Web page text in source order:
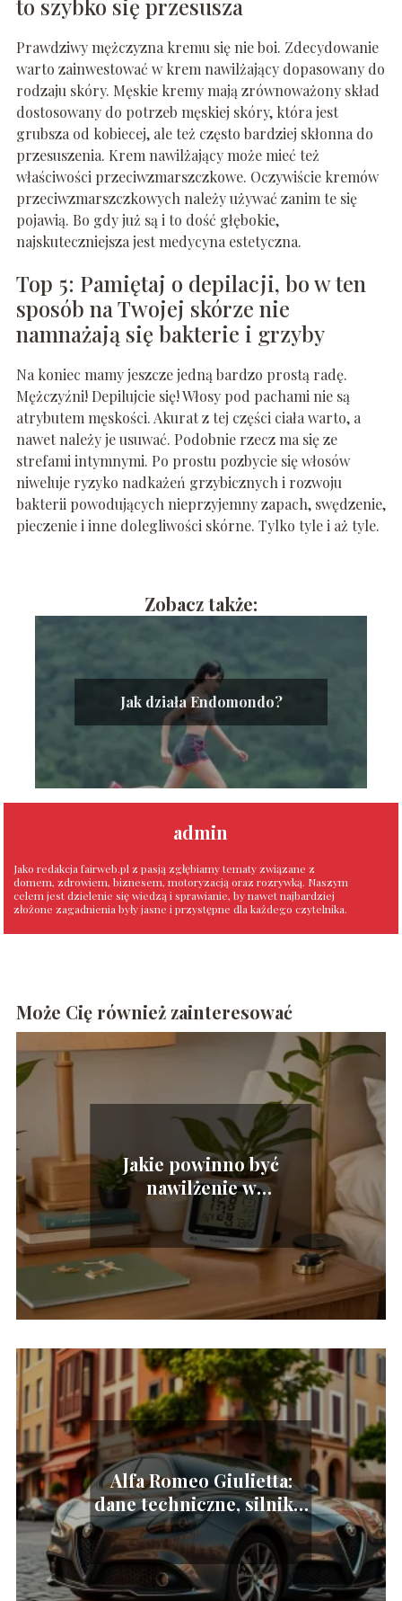
to szybko się przesusza
Prawdziwy mężczyzna kremu się nie boi. Zdecydowanie
warto zainwestować w krem nawilżający dopasowany do
rodzaju skóry. Męskie kremy mają zrównoważony skład
dostosowany do potrzeb męskiej skóry, która jest
grubsza od kobiecej, ale też często bardziej skłonna do
przesuszenia. Krem nawilżający może mieć też
właściwości przeciwzmarszczkowe. Oczywiście kremów
przeciwzmarszczkowych należy używać zanim te się
pojawią. Bo gdy już są i to dość głębokie,
najskuteczniejsza jest medycyna estetyczna.
Top 5: Pamiętaj o depilacji, bo w ten
sposób na Twojej skórze nie
namnażają się bakterie i grzyby
Na koniec mamy jeszcze jedną bardzo prostą radę.
Mężczyźni! Depilujcie się! Włosy pod pachami nie są
atrybutem męskości. Akurat z tej części ciała warto, a
nawet należy je usuwać. Podobnie rzecz ma się ze
strefami intymnymi. Po prostu pozbycie się włosów
niweluje ryzyko nadkażeń grzybicznych i rozwoju
bakterii powodujących nieprzyjemny zapach, swędzenie,
pieczenie i inne dolegliwości skórne. Tylko tyle i aż tyle.
Zobacz także:
Jak działa Endomondo?
admin
Jako redakcja fairweb.pl z pasją zgłębiamy tematy związane z
domem, zdrowiem, biznesem, motoryzacją oraz rozrywką. Naszym
celem jest dzielenie się wiedzą i sprawianie, by nawet najbardziej
złożone zagadnienia były jasne i przystępne dla każdego czytelnika.
Może Cię również zainteresować
Jakie powinno być
nawilżenie w
mieszkaniu? Przewodnik
dla zdrowego życia
Alfa Romeo Giulietta:
dane techniczne, silniki i
wymiary